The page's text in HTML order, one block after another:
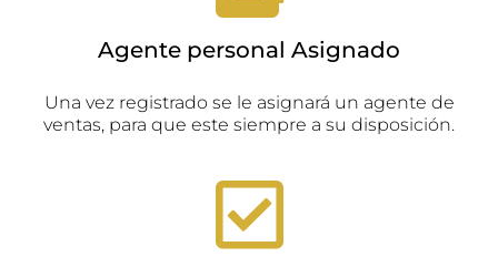
Agente personal Asignado
Una vez registrado se le asignará un agente de
ventas, para que este siempre a su disposición.